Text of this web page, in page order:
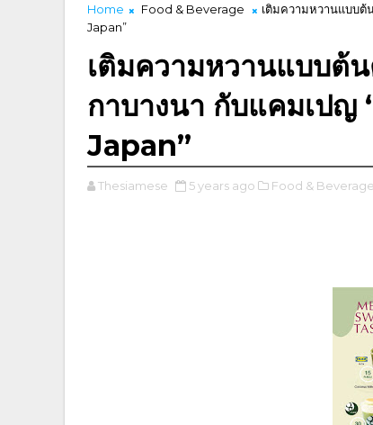
Home Food & Beverage
เติมความหวานแบบต้
Japan”
เติมความหวานแบบต้
กาบางนา กับแคมเป
Japan”
Thesiamese 5 years ago Food & Beverage,